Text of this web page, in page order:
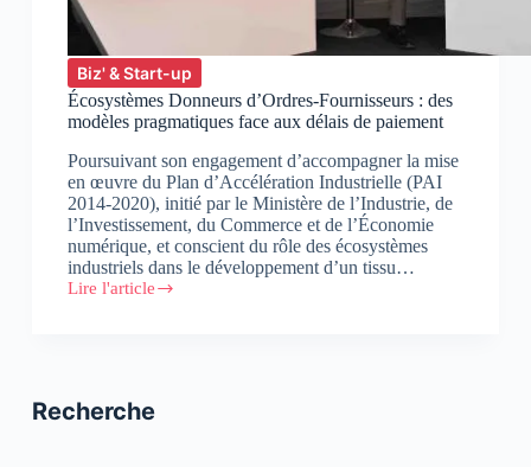
Biz' & Start-up
Écosystèmes Donneurs d’Ordres-Fournisseurs : des
modèles pragmatiques face aux délais de paiement
Poursuivant son engagement d’accompagner la mise
en œuvre du Plan d’Accélération Industrielle (PAI
2014-2020), initié par le Ministère de l’Industrie, de
l’Investissement, du Commerce et de l’Économie
numérique, et conscient du rôle des écosystèmes
industriels dans le développement d’un tissu…
Lire l'article
Écosystèmes
modèles
Recherche